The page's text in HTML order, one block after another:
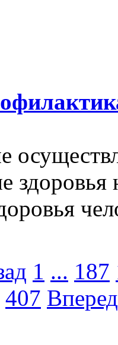
здоровья
1 ... 187
407 Вперед